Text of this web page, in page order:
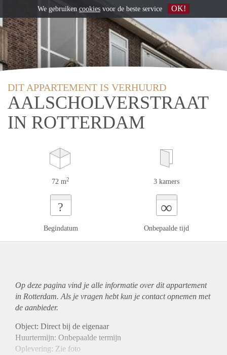
DIT APPARTEMENT IS VERHUURD
AALSCHOLVERSTRAAT
IN ROTTERDAM
72 m2 3 kamers
?
Begindatum
∞
Onbepaalde tijd
Op deze pagina vind je alle informatie over ditappartement
in Rotterdam. Als je vragen hebt kun je contact opnemen met
de aanbieder.
Object: Direct bij de eigenaar
Huurtermijn: Onbepaalde termijn
Oplevering: Zie foto
We gebruiken cookies voor de beste service OK!